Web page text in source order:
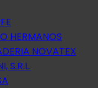
HERMANOS
NOVATEX
S.R.L.